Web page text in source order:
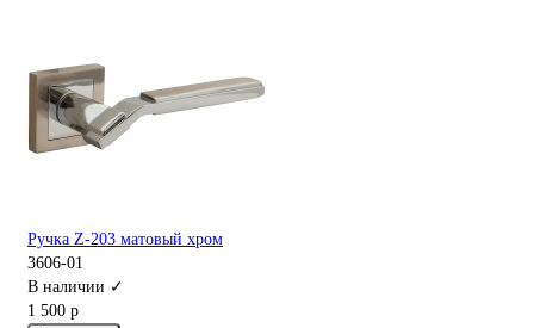
Ручка Z-203 матовый хром
3606-01
В наличии ✓
1 500 р